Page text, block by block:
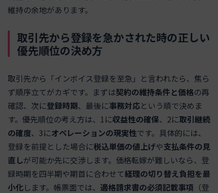
維持の余地があります。
取引先から登録を急かされた時の正しい
優先順位の決め方
取引先から「インボイス登録を至急」と言われたら、焦ら
ず順序立てがカギです。まずは契約の維持条件と価格の再
確認、次に登録時期、最後に事務対応という順で決めま
す。優先順位の考え方は、1に収益性の確保、2に取引継続
の確度、3にオペレーションの現実性です。具体的には、
登録を前提とした場合に税込単価の値上げや支払条件の見
直しが可能か先に交渉します。価格転嫁が難しいなら、登
録時期を四半期や期首に合わせて経理の切り替え負担を最
小化します。帳票面では、 適格請求書の必須記載事項 （登